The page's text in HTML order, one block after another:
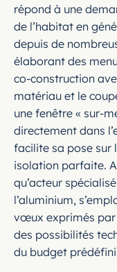
répond à une
de l’habitat en
depuis de
élaborant des
co-construction
matériau et le
une fenêtre « sur-
directement dans
facilite sa pose sur
isolation parfaite.
qu’acteur
l’aluminium,
vœux exprimés par
des possibilités
du budget